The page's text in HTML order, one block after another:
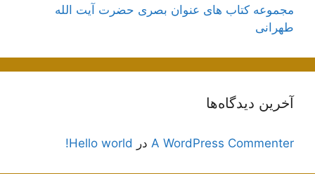
مجموعه کتاب های عنوان بصری حضرت آیت الله
طهرانی
آخرین دیدگاه‌ها
A WordPress Commenter در Hello world!